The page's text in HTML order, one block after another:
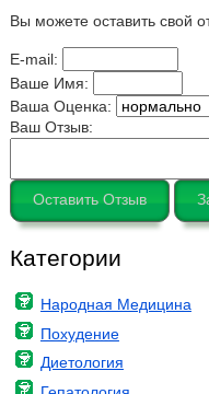
Вы можете оставить свой
E-mail:
Ваше Имя:
Ваша Оценка:
Ваш Отзыв:
Оставить Отзыв
Категории
Народная Медицина
Похудение
Диетология